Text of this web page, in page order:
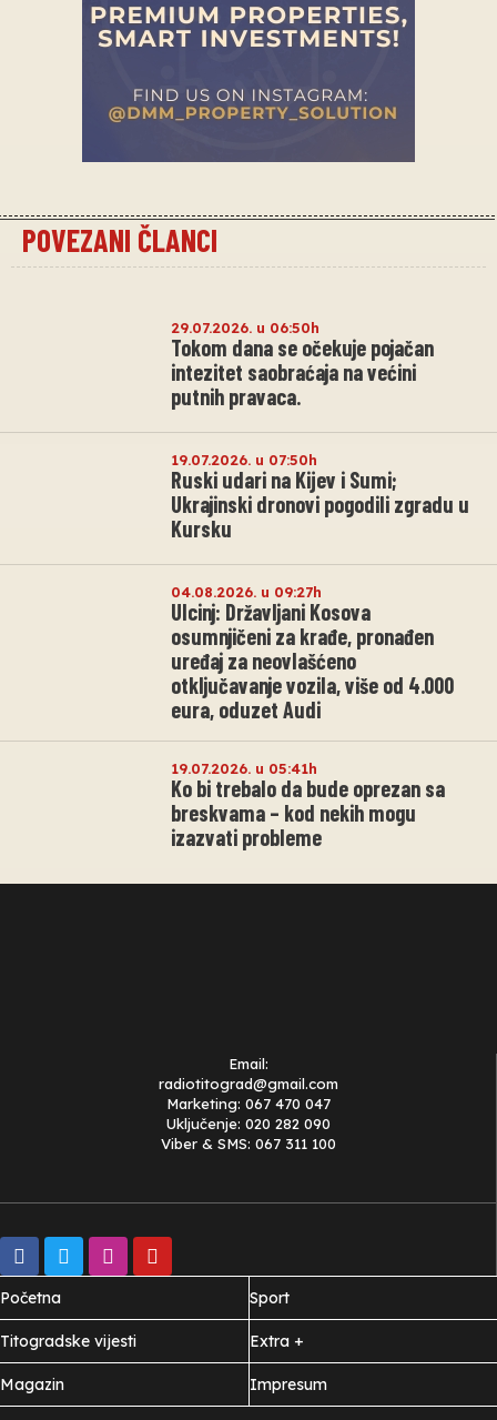
POVEZANI ČLANCI
29.07.2026. u 06:50h
Tokom dana se očekuje pojačan
intezitet saobraćaja na većini
putnih pravaca.
19.07.2026. u 07:50h
Ruski udari na Kijev i Sumi;
Ukrajinski dronovi pogodili zgradu u
Kursku
04.08.2026. u 09:27h
Ulcinj: Državljani Kosova
osumnjičeni za krađe, pronađen
uređaj za neovlašćeno
otključavanje vozila, više od 4.000
eura, oduzet Audi
19.07.2026. u 05:41h
Ko bi trebalo da bude oprezan sa
breskvama – kod nekih mogu
izazvati probleme
Email:
radiotitograd@gmail.com
Marketing: 067 470 047
Uključenje: 020 282 090
Viber & SMS: 067 311 100
Početna
Titogradske vijesti
Magazin
Sport
Extra +
Impresum